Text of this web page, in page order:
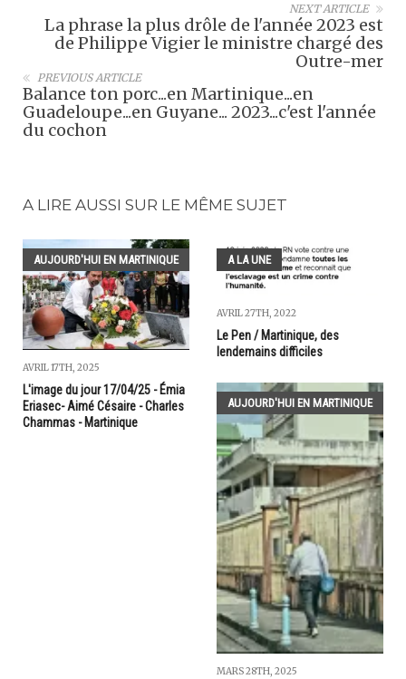
NEXT ARTICLE
La phrase la plus drôle de l'année 2023 est
de Philippe Vigier le ministre chargé des
Outre-mer
PREVIOUS ARTICLE
Balance ton porc...en Martinique...en
Guadeloupe...en Guyane... 2023...c'est l'année
du cochon
A LIRE AUSSI SUR LE MÊME SUJET
AUJOURD'HUI EN MARTINIQUE
AVRIL 17TH, 2025
L'image du jour 17/04/25 - Émia
Eriasec- Aimé Césaire - Charles
Chammas - Martinique
A LA UNE
AVRIL 27TH, 2022
Le Pen / Martinique, des
lendemains difficiles
AUJOURD'HUI EN MARTINIQUE
MARS 28TH, 2025